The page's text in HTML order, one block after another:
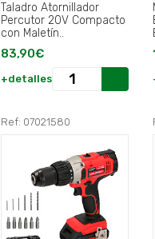
Taladro Atornillador
Percutor 20V Compacto
con Maletín..
83,90€
+detalles
Ref: 07021580